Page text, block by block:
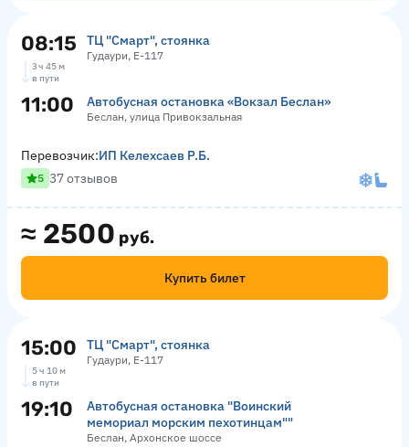
08:15 ТЦ "Смарт", стоянка
Гудаури, Е-117
3 ч 45 м
в пути
11:00 Автобусная остановка «Вокзал Беслан»
Беслан, улица Привокзальная
≈ 2500 руб.
Купить билет
Перевозчик:ИП Келехсаев Р.Б.
5 37 отзывов
15:00 ТЦ "Смарт", стоянка
Гудаури, Е-117
5 ч 10 м
в пути
19:10
Автобусная остановка "Воинский
мемориал морским пехотинцам""
Беслан, Архонское шоссе